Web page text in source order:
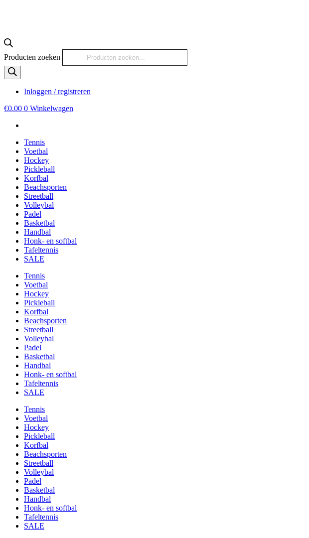
Producten zoeken
Inloggen / registreren
€0.00 0 Winkelwagen
Tennis
Voetbal
Hockey
Pickleball
Korfbal
Beachsporten
Streetball
Volleybal
Padel
Basketbal
Handbal
Honk- en softbal
Tafeltennis
SALE
Tennis
Voetbal
Hockey
Pickleball
Korfbal
Beachsporten
Streetball
Volleybal
Padel
Basketbal
Handbal
Honk- en softbal
Tafeltennis
SALE
Tennis
Voetbal
Hockey
Pickleball
Korfbal
Beachsporten
Streetball
Volleybal
Padel
Basketbal
Handbal
Honk- en softbal
Tafeltennis
SALE